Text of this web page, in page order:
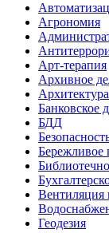
Агрономия
Арт-терапия
Архивное
Архитектура
Банковское
БДД
Бережливое
Вентиляция
Геодезия